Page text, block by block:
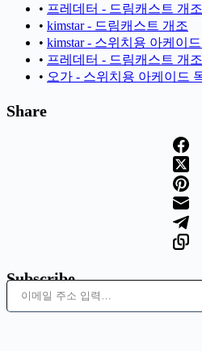
• 프레데터 - 드림캐스트 개조
• kimstar - 드림캐스트 개조
• kimstar - 스위치용 아케이
• 프레데터 - 드림캐스트 개조
• 오가 - 스위치용 아케이드
Share
Subscribe
이메일 주소 입력…